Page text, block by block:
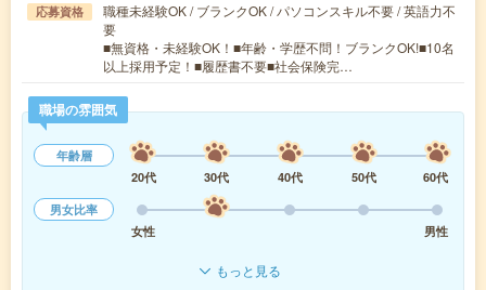
応募資格
職種未経験OK / ブランクOK / パソコンスキル不要 / 英語力不
要
■無資格・未経験OK！■年齢・学歴不問！ブランクOK!■10名
以上採用予定！■履歴書不要■社会保険完…
職場の雰囲気
年齢層
20代
30代 40代 50代
60代
男女比率
女性
男性
もっと見る